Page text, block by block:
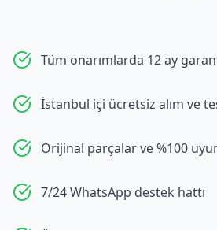
Tüm onarımlarda 12 ay
İstanbul içi ücretsiz alım ve
Orijinal parçalar ve %100
7/24 WhatsApp destek hattı